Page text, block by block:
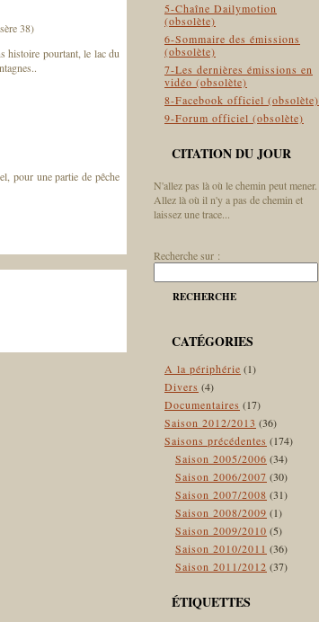
38)
histoire pourtant, le lac du
pour une partie de pêche
5-Chaîne Dailymotion
(obsolète)
6-Sommaire des émissions
(obsolète)
7-Les dernières émissions en
vidéo (obsolète)
8-Facebook officiel (obsolète)
9-Forum officiel (obsolète)
CITATION DU JOUR
N'allez pas là où le chemin peut mener.
Allez là où il n'y a pas de chemin et
laissez une trace...
Recherche sur :
RECHERCHE
CATÉGORIES
A la périphérie (1)
Divers (4)
Documentaires (17)
Saison 2012/2013 (36)
Saisons précédentes (174)
Saison 2005/2006 (34)
Saison 2006/2007 (30)
Saison 2007/2008 (31)
Saison 2008/2009 (1)
Saison 2009/2010 (5)
Saison 2010/2011 (36)
Saison 2011/2012 (37)
ÉTIQUETTES